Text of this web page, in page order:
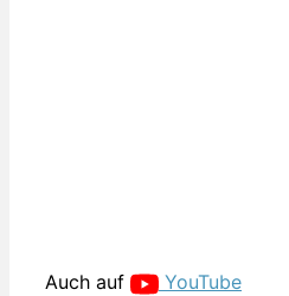
Auch auf YouTube